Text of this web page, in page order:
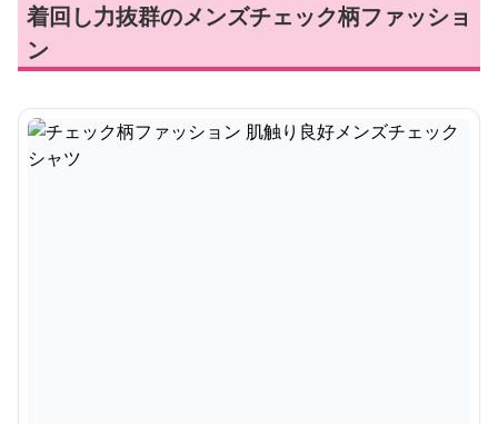
着回し力抜群のメンズチェック柄ファッショ
ン